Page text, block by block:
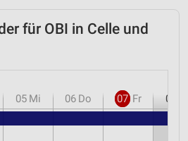
für OBI in Celle und
05 Mi 06 Do 07 Fr 08